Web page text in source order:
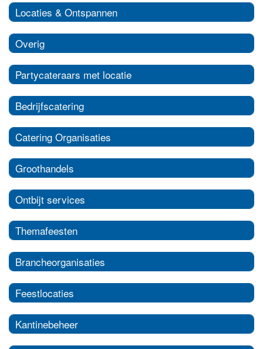
Locaties & Ontspannen
Overig
Partycateraars met locatie
Bedrijfscatering
Catering Organisaties
Groothandels
Ontbijt services
Themafeesten
Brancheorganisaties
Feestlocaties
Kantinebeheer